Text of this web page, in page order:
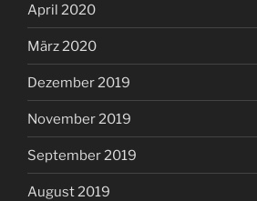
April 2020
März 2020
Dezember 2019
November 2019
September 2019
August 2019